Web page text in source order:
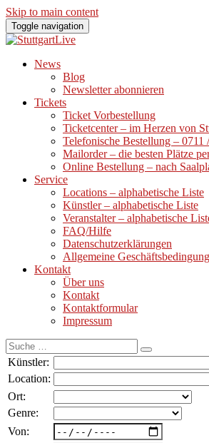
Skip to main content
Toggle navigation
News
Blog
Newsletter abonnieren
Tickets
Ticket Vorbestellung
Ticketcenter – im Herzen von
Telefonische Bestellung – 0711
Mailorder – die besten Plätze
Online Bestellung – nach
Service
Locations – alphabetische Liste
Künstler – alphabetische Liste
Veranstalter – alphabetische
FAQ/Hilfe
Datenschutzerklärungen
Allgemeine
Kontakt
Über uns
Kontakt
Kontaktformular
Impressum
Suche
nach:
Künstler:
Location:
Ort:
Genre:
Von: